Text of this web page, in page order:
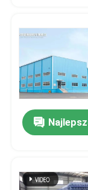
Skontaktuj
Nowości
Sprawy
Magazyn